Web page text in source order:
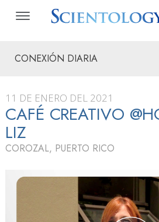
CONEXIÓN DIARIA
11 DE ENERO DEL 2021
CAFÉ CREATIVO
LIZ
COROZAL, PUERTO RICO